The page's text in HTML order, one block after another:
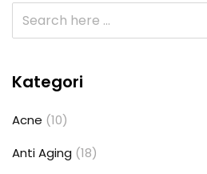
Kategori
Acne (10)
Anti Aging (18)